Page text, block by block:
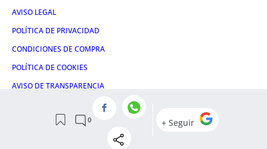
AVISO LEGAL
POLÍTICA DE PRIVACIDAD
CONDICIONES DE COMPRA
POLÍTICA DE COOKIES
AVISO DE TRANSPARENCIA
© 2026 El León de El Español Publicaciones S.A.